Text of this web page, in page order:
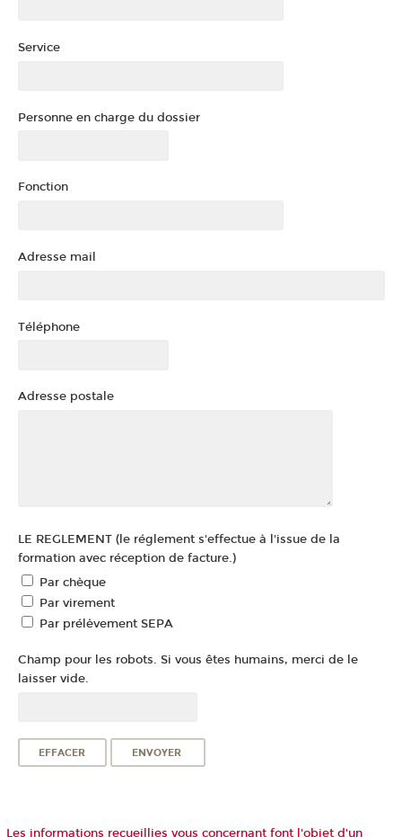
Service
Personne en charge du dossier
Fonction
Adresse mail
Téléphone
Adresse postale
LE REGLEMENT (le réglement s'effectue à l'issue de la
formation avec réception de facture.)
Par chèque
Par virement
Par prélèvement SEPA
Champ pour les robots. Si vous êtes humains, merci de le
laisser vide.
Les informations recueillies vous concernant font l'objet d'un